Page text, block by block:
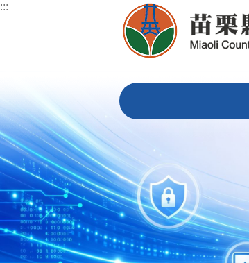
跳到主要內容區塊
:::